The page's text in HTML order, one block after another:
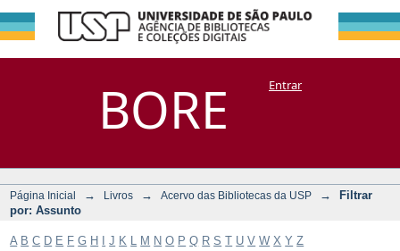
BORE
Filtrar por:
Assunto
DSpace/Manakin + CoriscoEntrar
Página Inicial → Livros → Acervo das Bibliotecas da USP →
Filtrar
por: Assunto
A B C D E F G H J K M N O P Q R S T U V W X Y Z